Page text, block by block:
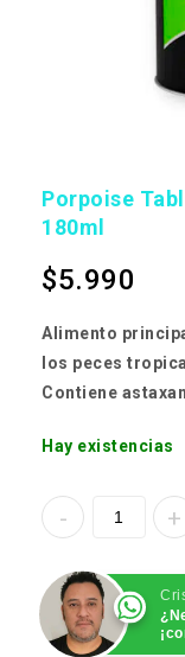
Porpoise
180ml
$5.990
Alimento
los peces
Contiene
Hay existencias